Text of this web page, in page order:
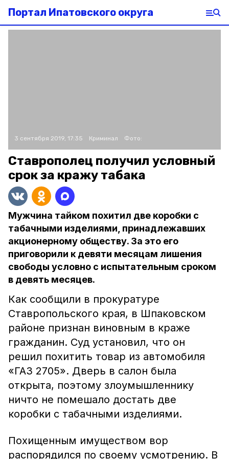
Портал Ипатовского округа
3 сентября 2019, 17:35 Криминал Фото:
Ставрополец получил условный
срок за кражу табака
Мужчина тайком похитил две коробки с
табачными изделиями, принадлежавших
акционерному обществу. За это его
приговорили к девяти месяцам лишения
свободы условно с испытательным сроком
в девять месяцев.
Как сообщили в прокуратуре
Ставропольского края, в Шпаковском
районе признан виновным в краже
гражданин. Суд установил, что он
решил похитить товар из автомобиля
«ГАЗ 2705». Дверь в салон была
открыта, поэтому злоумышленнику
ничто не помешало достать две
коробки с табачными изделиями.
Похищенным имуществом вор
распорядился по своему усмотрению. В